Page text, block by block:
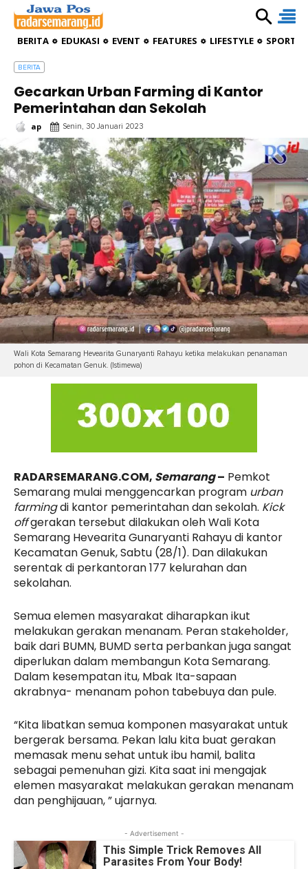
BERITA EDUKASI EVENT FEATURES LIFESTYLE
BERITA
Gecarkan Urban Farming di Kantor
Pemerintahan dan Sekolah
ap Senin, 30 Januari 2023
Wali Kota Semarang Hevearita Gunaryanti Rahayu ketika melakukan penanaman
pohon di Kecamatan Genuk. (Istimewa)
RADARSEMARANG.COM, Semarang– Pemkot
Semarang mulai menggencarkan program urban
farmingdi kantor pemerintahan dan sekolah. Kick
offgerakan tersebut dilakukan oleh Wali Kota
Semarang Hevearita Gunaryanti Rahayu di kantor
Kecamatan Genuk, Sabtu (28/1). Dan dilakukan
serentak di perkantoran 177 kelurahan dan
sekolahan.
Semua elemen masyarakat diharapkan ikut
melakukan gerakan menanam. Peran stakeholder,
baik dari BUMN, BUMD serta perbankan juga sangat
diperlukan dalam membangun Kota Semarang.
Dalam kesempatan itu, Mbak Ita-sapaan
akrabnya- menanam pohon tabebuya dan pule.
“Kita libatkan semua komponen masyarakat untuk
bergerak bersama. Pekan lalu kita buat gerakan
memasak menu sehat untuk ibu hamil, balita
sebagai pemenuhan gizi. Kita saat ini mengajak
elemen masyarakat melakukan gerakan menanam
dan penghijauan, ” ujarnya.
- Advertisement -
This Simple Trick Removes All
Parasites From Your Body!